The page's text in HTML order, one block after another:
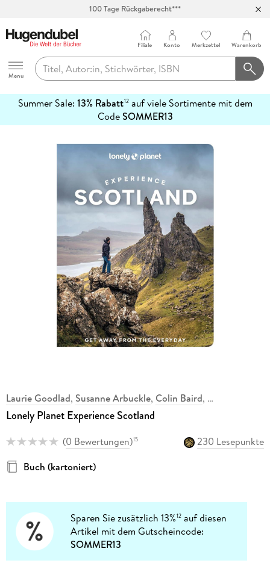
100 Tage Rückgaberecht***
Hugendubel
Menu
Filiale Konto Merkzettel Warenkorb
Summer Sale: 13% Rabatt12auf viele Sortimente mit dem
CodeSOMMER13
erfahren
Laurie Goodlad, Susanne Arbuckle, Colin Baird,
Lonely Planet Experience Scotland
(0 Bewertungen)15
230 Lesepunkte
Buch (kartoniert)
Sparen Sie zusätzlich 13%12 auf diesen
Artikel mit dem Gutscheincode:
SOMMER13